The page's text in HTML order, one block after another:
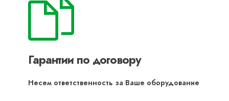
Гарантии по договору
Несем ответственность за Ваше оборудование